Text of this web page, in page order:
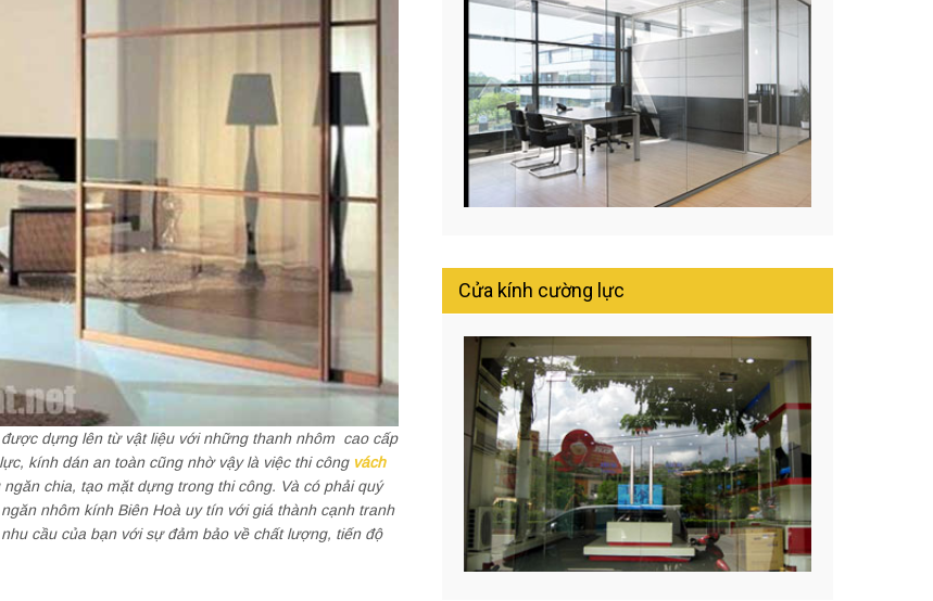
dựng lên từ vật liệu với những thanh nhôm cao cấp
kính dán an toàn cũng nhờ vậy là việc thi công vách
chia, tạo mặt dựng trong thi công. Và có phải quý
nhôm kính Biên Hoà uy tín với giá thành cạnh tranh
cầu của bạn với sự đảm bảo về chất lượng, tiến độ
Cửa kính cường lực